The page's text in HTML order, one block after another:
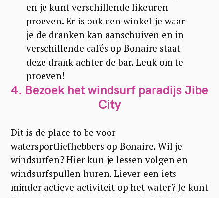
en je kunt verschillende likeuren
proeven. Er is ook een winkeltje waar
je de dranken kan aanschuiven en in
verschillende cafés op Bonaire staat
deze drank achter de bar. Leuk om te
proeven!
4. Bezoek het windsurf paradijs Jibe
City
Dit is de place to be voor
watersportliefhebbers op Bonaire. Wil je
windsurfen? Hier kun je lessen volgen en
windsurfspullen huren. Liever een iets
minder actieve activiteit op het water? Je kunt
S
e